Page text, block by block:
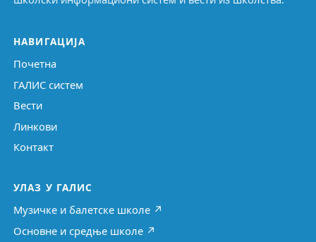
НАВИГАЦИЈА
Почетна
ГАЛИС систем
Вести
Линкови
Контакт
УЛАЗ У ГАЛИС
Музичке и балетске школе ↗
Основне и средње школе ↗